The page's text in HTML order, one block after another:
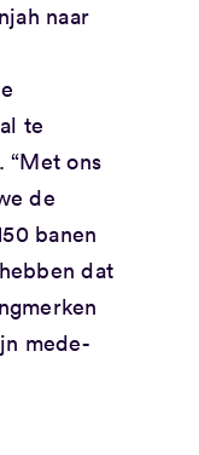
naar
te
“Met ons
de
banen
dat
mede-